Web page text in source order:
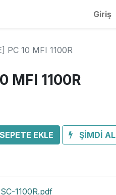
Giriş
PC 10 MFI 1100R
MFI 1100R
SEPETE EKLE ŞİMDİ AL
1100R.pdf